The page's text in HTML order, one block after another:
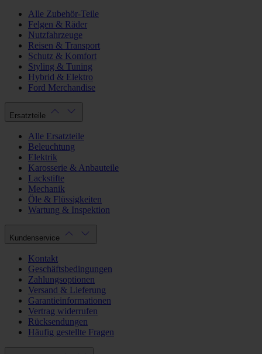
Alle Zubehör-Teile
Felgen & Räder
Nutzfahrzeuge
Reisen & Transport
Schutz & Komfort
Styling & Tuning
Hybrid & Elektro
Ford Merchandise
Ersatzteile
Alle Ersatzteile
Beleuchtung
Elektrik
Karosserie & Anbauteile
Lackstifte
Mechanik
Öle & Flüssigkeiten
Wartung & Inspektion
Kundenservice
Kontakt
Geschäftsbedingungen
Zahlungsoptionen
Versand & Lieferung
Garantieinformationen
Vertrag widerrufen
Rücksendungen
Häufig gestellte Fragen